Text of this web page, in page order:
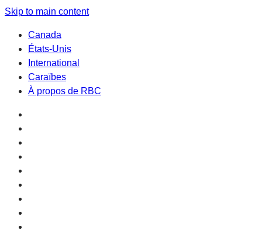
Skip to main content
Canada
États-Unis
International
Caraïbes
À propos de RBC